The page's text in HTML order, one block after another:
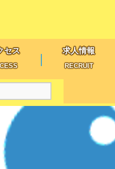
セス 求人情報
RECRUIT